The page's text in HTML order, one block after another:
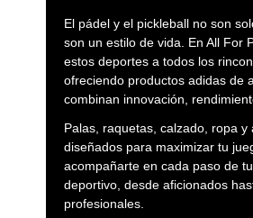
El pádel y el pickleball no son
son un estilo de vida. En All For
estos deportes a todos los
ofreciendo productos adidas de
combinan innovación,
Palas, raquetas, calzado, ropa y
diseñados para maximizar tu
acompañarte en cada paso de
deportivo, desde aficionados
profesionales.